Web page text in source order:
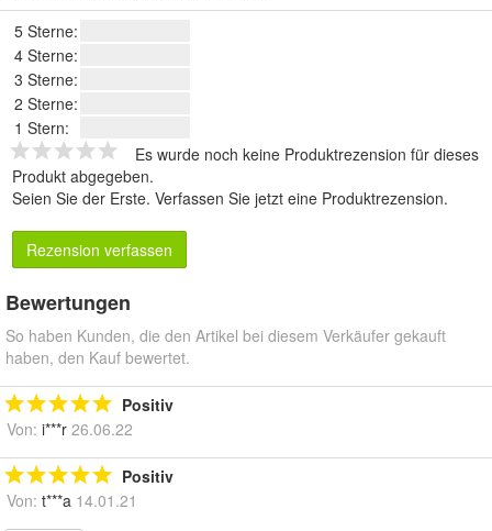
5 Sterne:
4 Sterne:
3 Sterne:
2 Sterne:
1 Stern:
Es wurde noch keine Produktrezension für dieses
Produkt abgegeben.
Seien Sie der Erste. Verfassen Sie jetzt eine Produktrezension.
Rezension verfassen
Bewertungen
So haben Kunden, die den Artikel bei diesem Verkäufer gekauft
haben, den Kauf bewertet.
Positiv
Von: i***r 26.06.22
Positiv
Von: t***a 14.01.21